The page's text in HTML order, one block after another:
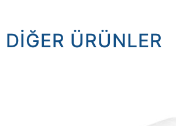
DIĞER ÜRÜNLER